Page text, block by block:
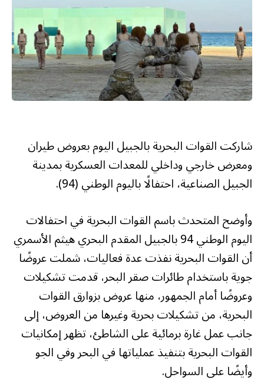
شاركت القوات البحرية بالجبيل اليوم بعروض طيران
ومعرض خارجي وداخلي للمعدات العسكرية بمدينة
الجبيل الصناعية، احتفالًا باليوم الوطني (94).
وأوضح المتحدث باسم القوات البحرية في احتفالات
اليوم الوطني 94 بالجبيل المقدم البحري هيثم الأسمري
أن القوات البحرية نفذت عدة فعاليات، شملت عروضًا
جوية باستخدام طائرات صقر البحر، قدمت تشكيلات
وعروضًا أمام الجمهور، منها عروض بزوارق القوات
البحرية، من تشكيلات بحرية وغيرها من العروض، إلى
جانب عمل غارة برمائية على الشاطئ، تظهر إمكانيات
القوات البحرية بتنفيذ عملياتها في البحر وفي الجو
وأيضًا على السواحل.